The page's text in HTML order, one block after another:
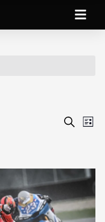
nézet
Keresett
Lista